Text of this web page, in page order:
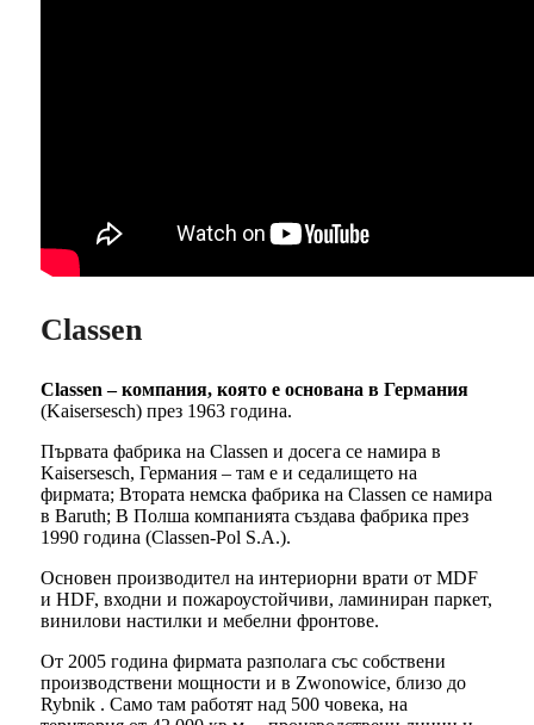
Classen
Classen – компания, която е основана в Германия
(Kaisersesch) през 1963 година.
Първата фабрика на Classen и досега се намира в
Kaisersesch, Германия – там е и седалището на
фирмата; Втората немска фабрика на Classen се намира
в Baruth; В Полша компанията създава фабрика през
1990 година (Classen-Pol S.A.).
Основен производител на интериорни врати от MDF
и HDF, входни и пожароустойчиви, ламиниран паркет,
винилови настилки и мебелни фронтове.
От 2005 година фирмата разполага със собствени
производствени мощности и в Zwonowice, близо до
Rybnik . Само там работят над 500 човека, на